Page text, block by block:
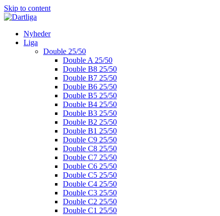
Skip to content
Nyheder
Liga
Double 25/50
Double A 25/50
Double B8 25/50
Double B7 25/50
Double B6 25/50
Double B5 25/50
Double B4 25/50
Double B3 25/50
Double B2 25/50
Double B1 25/50
Double C9 25/50
Double C8 25/50
Double C7 25/50
Double C6 25/50
Double C5 25/50
Double C4 25/50
Double C3 25/50
Double C2 25/50
Double C1 25/50